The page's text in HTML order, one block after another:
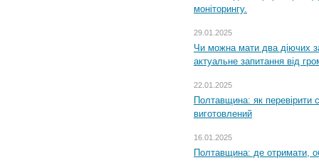
моніторингу.
29.01.2025
Чи можна мати два діючих
актуальне запитання від
22.01.2025
Полтавщина: як перевірити
виготовлений
16.01.2025
Полтавщина: де отримати,